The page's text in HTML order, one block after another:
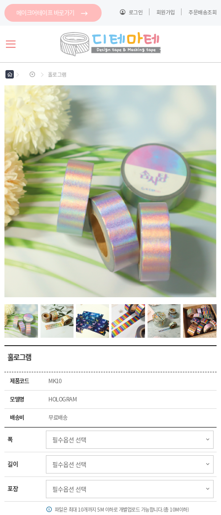
메이크어테이프 바로가기 로그인 회원가입 주문배송조회
홀로그램
홀로그램
제품코드 MK10
모델명 HOLOGRAM
배송비 무료배송
폭
길이
포장
파일은 최대 10개까지 5M 이하로 개별업로드 가능합니다.(총 10M이하)
마
킹
테
이
프
메
모
지
테
이
프
스
파
클
링
테
이
프
이
지
컷
마
스
킹
이
지
컷
메
모
지
이
지
컷
스
클
링
D
Y
컷
스
킹
D
Y
컷
링
우
스
킹
품
주
문
제
작
아
크
릴
제
품
주
문
제
일
반
고
객
터
M
Y
P
A
G
E
이
용
안
내